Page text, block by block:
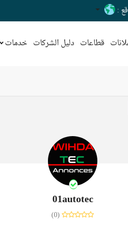
:
قطاعات دليل الشركات خدمات
01autotec
(0)